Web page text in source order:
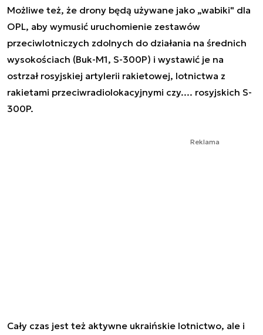
Możliwe też, że drony będą używane jako „wabiki" dla
OPL, aby wymusić uruchomienie zestawów
przeciwlotniczych zdolnych do działania na średnich
wysokościach (Buk-M1, S-300P) i wystawić je na
ostrzał rosyjskiej artylerii rakietowej, lotnictwa z
rakietami przeciwradiolokacyjnymi czy.... rosyjskich S-
300P.
Reklama
Cały czas jest też aktywne ukraińskie lotnictwo, ale i